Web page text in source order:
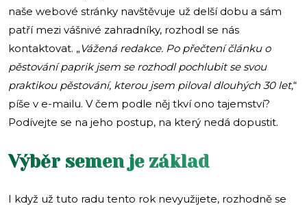
naše webové stránky navštěvuje už delší dobu a sám
patří mezi vášnivé zahradníky, rozhodl se nás
kontaktovat. „Vážená redakce. Po přečtení článku o
pěstování paprik jsem se rozhodl pochlubit se svou
praktikou pěstování, kterou jsem piloval dlouhých 30 let,“
píše v e-mailu. V čem podle něj tkví ono tajemství?
Podívejte se na jeho postup, na který nedá dopustit.
Výběr semen je základ
I když už tuto radu tento rok nevyužijete, rozhodně se